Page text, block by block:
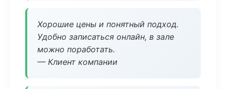
Хорошие цены и понятный подход.
Удобно записаться онлайн, в зале
можно поработать.
— Клиент компании